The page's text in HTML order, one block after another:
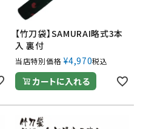
【竹刀袋】SAMURAI略式3本
入 裏付
当店特別価格 ¥4,970税込
カートに入れる